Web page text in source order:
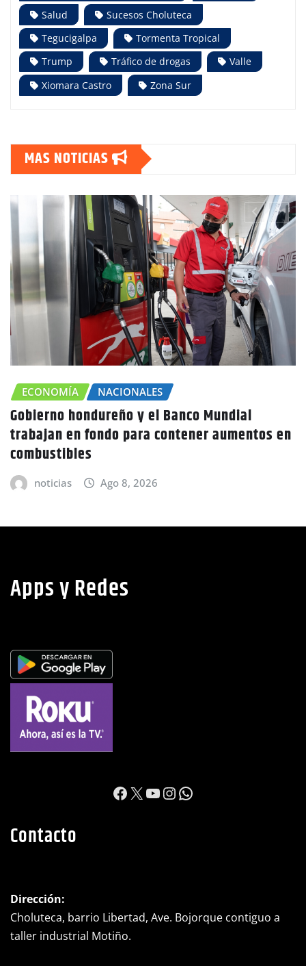
Salud
Sucesos Choluteca
Tegucigalpa
Tormenta Tropical
Trump
Tráfico de drogas
Valle
Xiomara Castro
Zona Sur
MAS NOTICIAS
NACIONALES
y el Banco Mundial
fondo para contener aumentos en
Ago 8, 2026
Canícula
Apps y Redes
https://
X YouTube
Instagram
WhatsApp
Contacto
Dirección:
Choluteca, barrio Libertad, Ave. Bojorque contiguo a
taller industrial Motiño.